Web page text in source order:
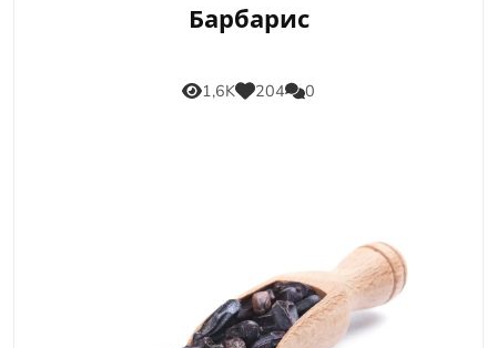
Барбарис
1,6K 204 0